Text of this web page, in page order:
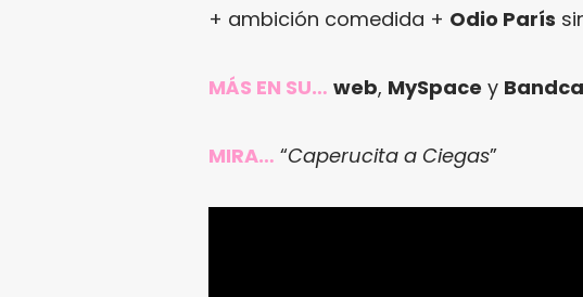
+ ambición comedida + Odio París
MÁS EN SU… web, MySpace y
MIRA… “Caperucita a Ciegas”